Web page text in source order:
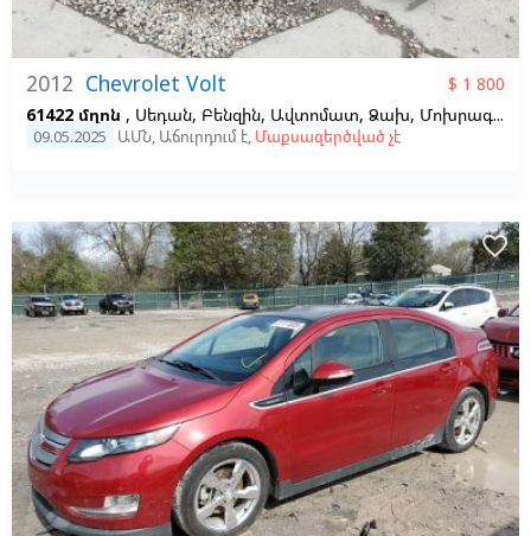
2012 Chevrolet Volt
$ 1 800
61422 մղոն , Սեդան, Բենզին, Ավտոմատ, Ձախ, Մոխրագույն
09.05.2025 ԱՄՆ, Աճուրդում է, Մաքսազերծված չէ
favorite_border